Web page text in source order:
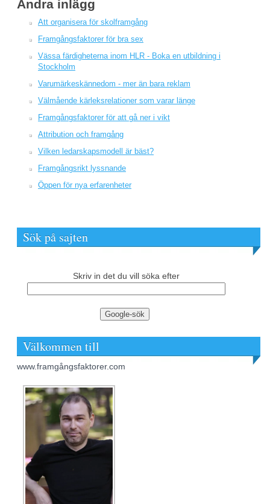
Andra inlägg
Att organisera för skolframgång
Framgångsfaktorer för bra sex
Vässa färdigheterna inom HLR - Boka en utbildning i
Stockholm
Varumärkeskännedom - mer än bara reklam
Välmående kärleksrelationer som varar länge
Framgångsfaktorer för att gå ner i vikt
Attribution och framgång
Vilken ledarskapsmodell är bäst?
Framgångsrikt lyssnande
Öppen för nya erfarenheter
Sök på sajten
Skriv in det du vill söka efter
Välkommen till
www.framgångsfaktorer.com